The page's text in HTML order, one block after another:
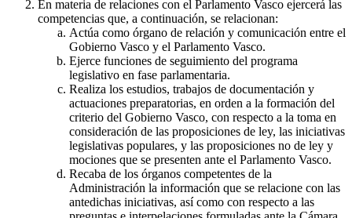
En materia de relaciones con el Parlamento Vasco ejercerá las
competencias que, a continuación, se relacionan:
Actúa como órgano de relación y comunicación entre el
Gobierno Vasco y el Parlamento Vasco.
Ejerce funciones de seguimiento del programa
legislativo en fase parlamentaria.
Realiza los estudios, trabajos de documentación y
actuaciones preparatorias, en orden a la formación del
criterio del Gobierno Vasco, con respecto a la toma en
consideración de las proposiciones de ley, las iniciativas
legislativas populares, y las proposiciones no de ley y
mociones que se presenten ante el Parlamento Vasco.
Recaba de los órganos competentes de la
Administración la información que se relacione con las
antedichas iniciativas, así como con respecto a las